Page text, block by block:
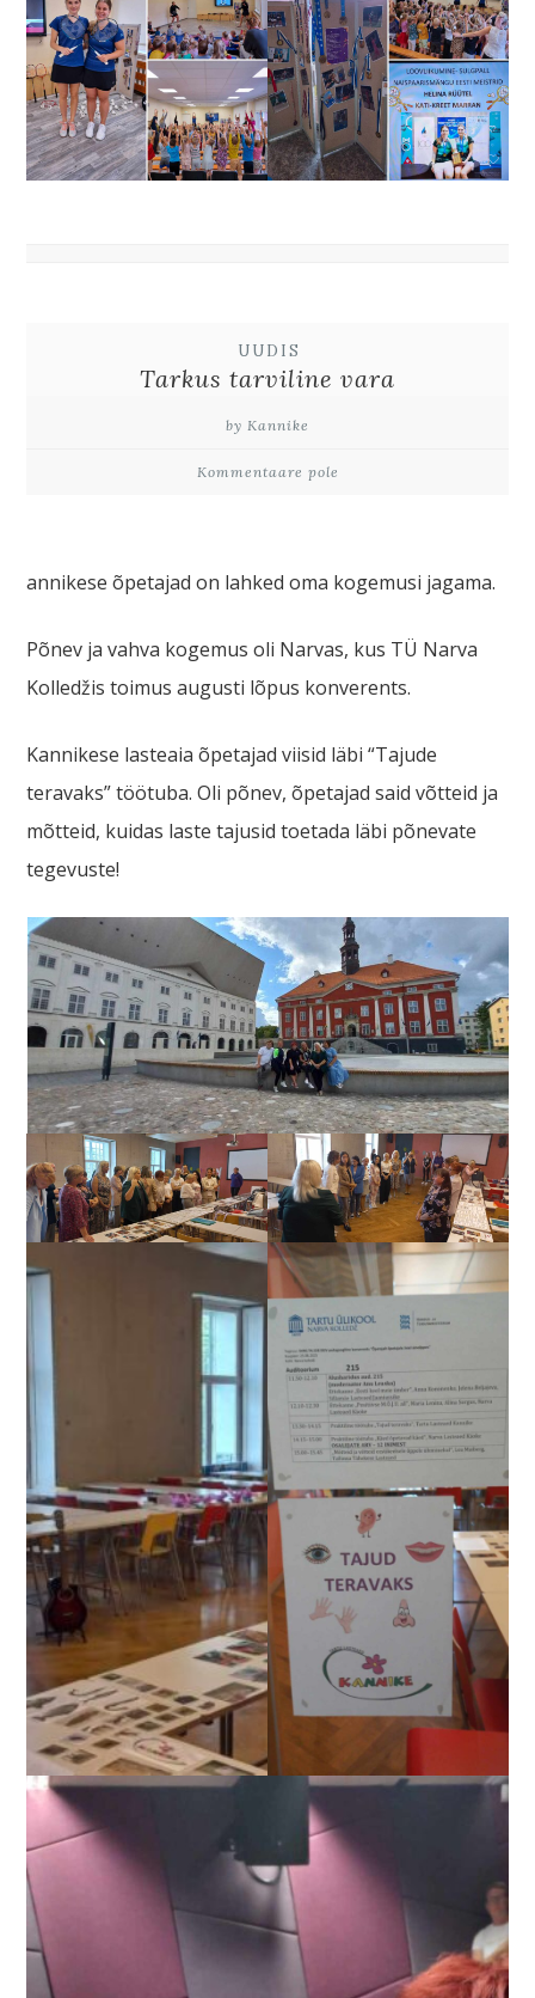
UUDIS
Tarkus tarviline vara
by Kannike
Kommentaare pole
annikese õpetajad on lahked oma kogemusi jagama.
Põnev ja vahva kogemus oli Narvas, kus TÜ Narva
Kolledžis toimus augusti lõpus konverents.
Kannikese lasteaia õpetajad viisid läbi “Tajude
teravaks” töötuba. Oli põnev, õpetajad said võtteid ja
mõtteid, kuidas laste tajusid toetada läbi põnevate
tegevuste!